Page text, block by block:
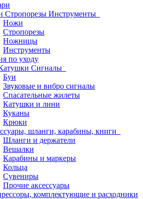
Стропорезы Инструменты
Ножи
Стропорезы
Ножницы
Инструменты
по уходу
Сигналы
Буи
Звуковые и вибро сигналы
Спасательные жилеты
Катушки и лини
Куканы
Крюки
шланги, карабины, книги
Шланги и держатели
Вешалки
Карабины и маркеры
Кольца
Сувениры
Прочие аксессуары
комплектующие и расходники